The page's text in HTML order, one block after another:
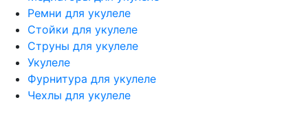
Ремни для укулеле
Стойки для укулеле
Струны для укулеле
Укулеле
Фурнитура для укулеле
Чехлы для укулеле